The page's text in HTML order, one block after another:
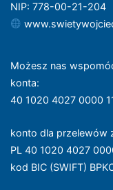
NIP: 778-00-21-204
Możesz nas
konta:
40 1020 4027 0000
konto dla przelewów
PL 40 1020 4027
kod BIC (SWIFT)